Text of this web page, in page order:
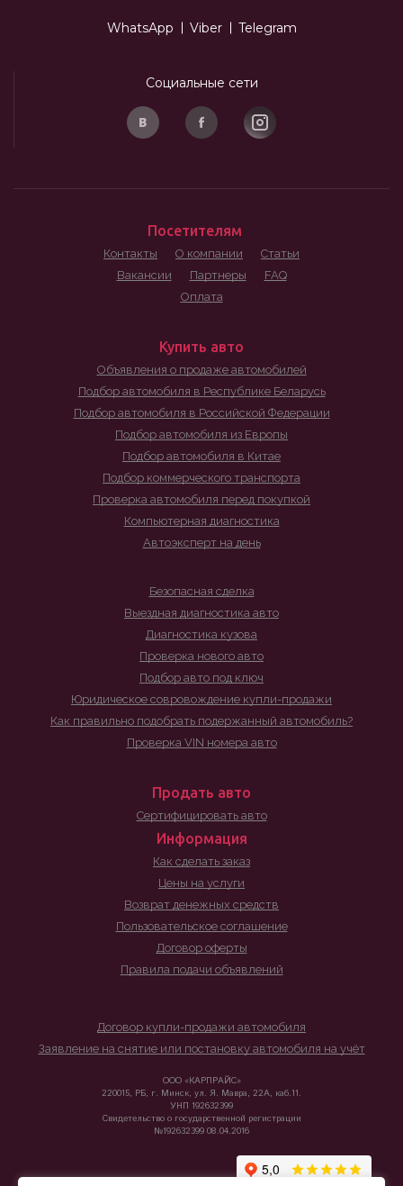
WhatsApp Viber Telegram
Социальные сети
Посетителям
Контакты О компании
Статьи
Вакансии
Партнеры
FAQ
Оплата
Купить авто
Объявления о продаже автомобилей
Подбор автомобиля в Республике Беларусь
Подбор автомобиля в Российской Федерации
Подбор автомобиля из Европы
Подбор автомобиля в Китае
Подбор коммерческого транспорта
Проверка автомобиля перед покупкой
Компьютерная диагностика
Автоэксперт на день
Безопасная сделка
Выездная диагностика авто
Диагностика кузова
Проверка нового авто
Подбор авто под ключ
Юридическое совровождение купли-продажи
Как правильно подобрать подержанный автомобиль?
Проверка VIN номера авто
Продать авто
Сертифицировать авто
Информация
Как сделать заказ
Цены на услуги
Возврат денежных средств
Пользовательское соглашение
Договор оферты
Правила подачи объявлений
Договор купли-продажи автомобиля
Заявление на снятие или постановку автомобиля на учёт
ООО «КАРПРАЙС»
220015, РБ, г. Минск, ул. Я. Мавра, 22А, каб.11.
УНП 192632399
Свидетельство о государственной регистрации
№192632399 08.04.2016